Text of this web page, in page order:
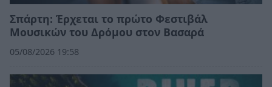
Σπάρτη: Έρχεται το πρώτο Φεστιβάλ
Μουσικών του Δρόμου στον Βασαρά
05/08/2026 19:58